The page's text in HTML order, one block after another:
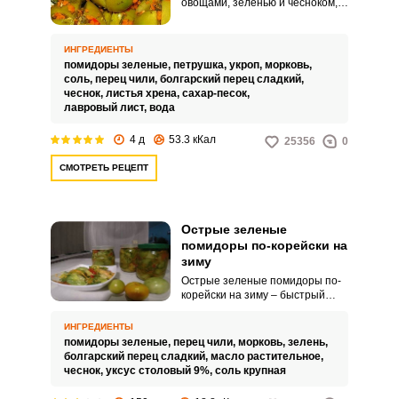
овощами, зеленью и чесноком,
совсем не сложный, но займёт
какое-то время для подготовки
ингредиентов.
ИНГРЕДИЕНТЫ
помидоры зеленые, петрушка, укроп, морковь,
соль, перец чили, болгарский перец сладкий,
чеснок, листья хрена, сахар-песок,
лавровый лист, вода
4 д 53.3 кКал 25356 0
СМОТРЕТЬ РЕЦЕПТ
Острые зеленые
помидоры по-корейски на
зиму
Острые зеленые помидоры по-
корейски на зиму – быстрый
количеством зелени и
разнообразием овощей. Овощи
маринуются в собственном соку,
специями, уксусом и
ИНГРЕДИЕНТЫ
помидоры зеленые, перец чили, морковь, зелень,
болгарский перец сладкий, масло растительное,
чеснок, уксус столовый 9%, соль крупная